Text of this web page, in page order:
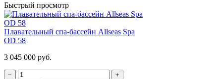
Быстрый просмотр
Плавательный спа-бассейн Allseas Spa
OD 58
3 045 000 руб.
−
+